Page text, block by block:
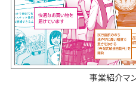
事業紹介マ